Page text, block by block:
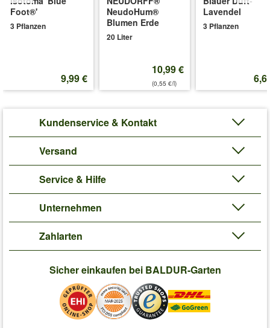
wurzelnackt, 3 triebige A-Qualität
Foot®'
3 Pflanzen
9,99 €
NeudoHum®
Blumen Erde
20 Liter
10,99 €
(0,55 €/l)
Lavendel
3 Pflanzen
Kundenservice & Kontakt
Versand
Service & Hilfe
Unternehmen
Zahlarten
Sicher einkaufen bei BALDUR-Garten